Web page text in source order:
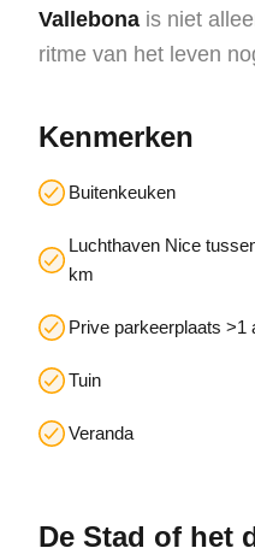
Vallebona is niet
ritme van het leven
Kenmerken
Buitenkeuken
Luchthaven Nice
km
Prive parkeerplaats >1
Tuin
Veranda
De Stad of het